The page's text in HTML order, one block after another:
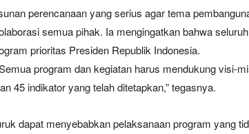
Bersama Bupati Saepul Bahri
perencanaan yang serius agar tema
semua pihak. Ia mengingatkan bahwa seluruh
prioritas Presiden Republik Indonesia.
program dan kegiatan harus mendukung visi-
45 indikator yang telah ditetapkan,” tegasnya.
dapat menyebabkan pelaksanaan program yang